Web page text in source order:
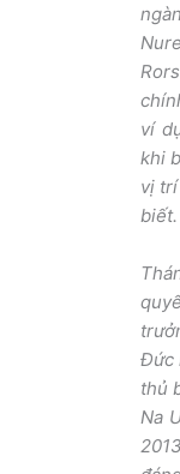
ví
khi
vị
biết.
Đức
thủ
Na